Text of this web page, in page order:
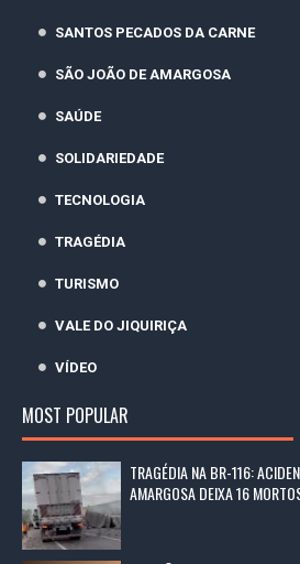
SANTOS PECADOS DA CARNE
SÃO JOÃO DE AMARGOSA
SAÚDE
SOLIDARIEDADE
TECNOLOGIA
TRAGÉDIA
TURISMO
VALE DO JIQUIRIÇA
VÍDEO
MOST POPULAR
TRAGÉDIA NA BR-116:
AMARGOSA DEIXA 16